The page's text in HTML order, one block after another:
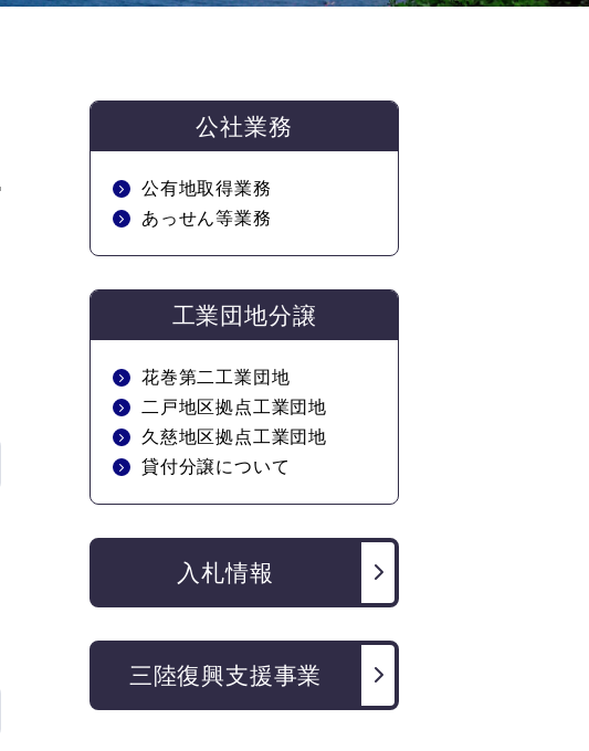
公社業務
公有地取得業務
あっせん等業務
工業団地分譲
花巻第二工業団地
二戸地区拠点工業団地
久慈地区拠点工業団地
貸付分譲について
入札情報
三陸復興支援事業